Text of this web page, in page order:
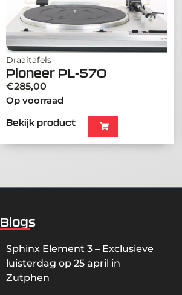
Draaitafels
Pioneer PL-570
€285,00
Op voorraad
Bekijk product
Blogs
Sphinx Element 3 – Exclusieve
luisterdag op 25 april in
Zutphen